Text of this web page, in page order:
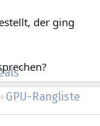
GPU-Rangliste
der ging